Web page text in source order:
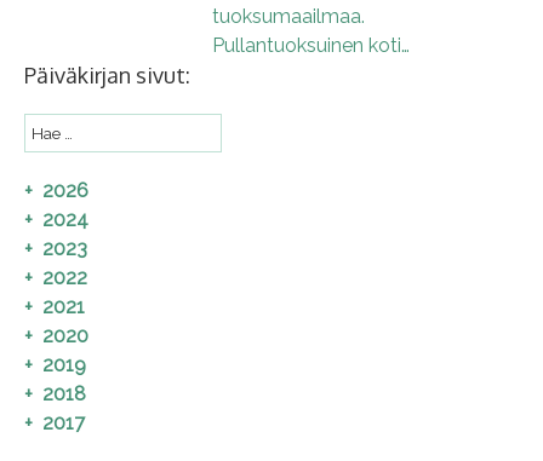
tuoksumaailmaa.
Pullantuoksuinen koti…
Päiväkirjan sivut:
2026
2024
2023
2022
2021
2020
2019
2018
2017